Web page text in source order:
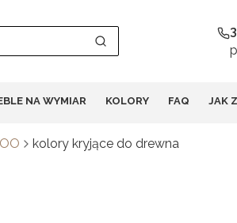
WyczyśćSzukaj
NA WYMIAR KOLORY FAQ JAK
kolory kryjące do drewna